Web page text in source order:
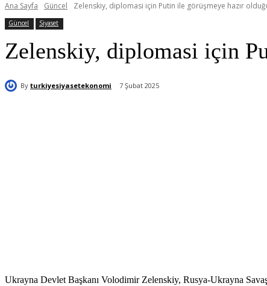
Ana Sayfa Güncel Zelenskiy, diplomasi için Putin ile görüşmeye hazır
Güncel Siyaset
Zelenskiy, diplomasi için
By turkiyesiyasetekonomi 7 Şubat 2025
Ukrayna Devlet Başkanı Volodimir Zelenskiy, Rusya-Ukrayna